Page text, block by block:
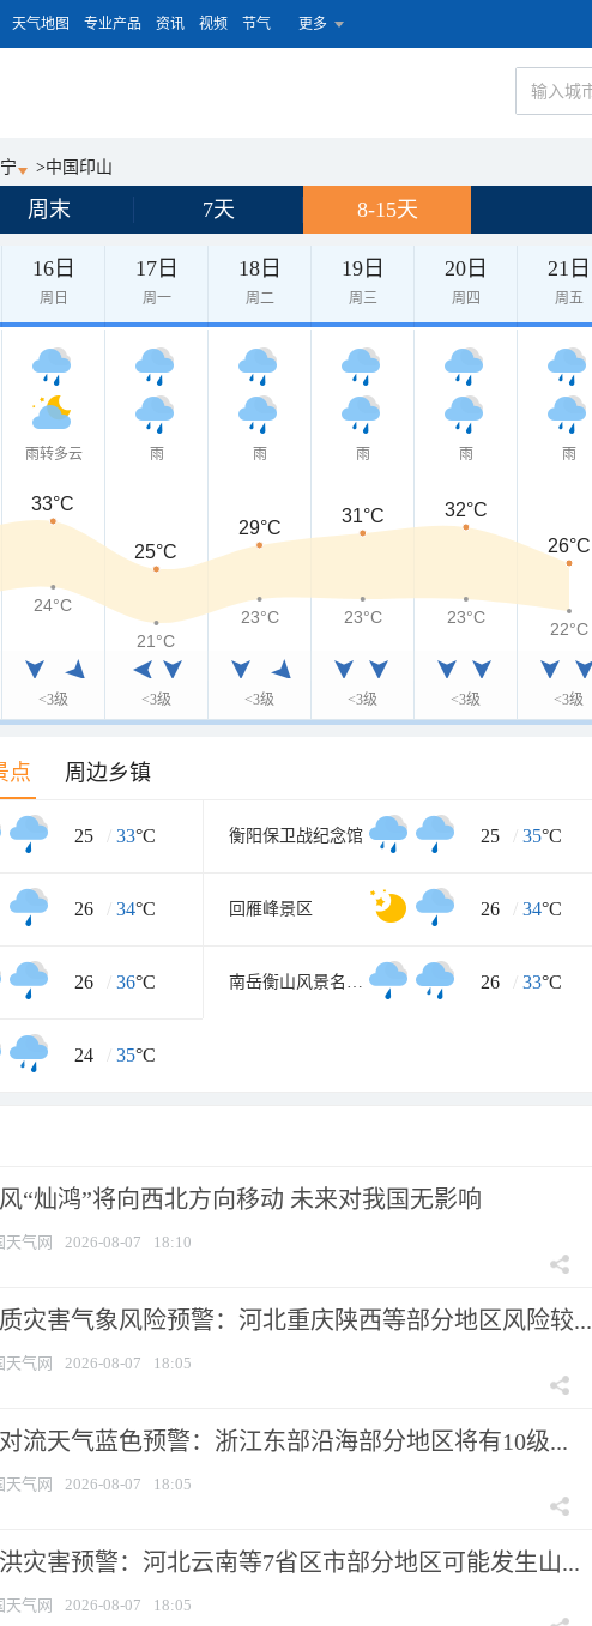
天气地图 专业产品 资讯 视频 节气 更多
>中国印山
周末 7天 8-15天
16日
周日
17日
周一
18日
周二
19日
周三
20日
周四
21日
周五
雨转多云
<3级
雨
<3级
雨
<3级
雨
<3级
雨
<3级
雨
<3级
33°C
25°C
29°C
31°C
32°C
26°C
24°C
21°C
23°C 23°C 23°C
22°C
点 周边乡镇
25 / 33°C 衡阳保卫战纪念馆 25 / 35°C
26 / 34°C 回雁峰景区 26 / 34°C
26 / 36°C 南岳衡山风景名胜区 26 / 33°C
24 / 35°C
“灿鸿”将向西北方向移动 未来对我国无影响
天气网 2026-08-07 18:10
灾害气象风险预警：河北重庆陕西等部分地区风险较...
天气网 2026-08-07 18:05
流天气蓝色预警：浙江东部沿海部分地区将有10级...
天气网 2026-08-07 18:05
灾害预警：河北云南等7省区市部分地区可能发生山...
天气网 2026-08-07 18:05